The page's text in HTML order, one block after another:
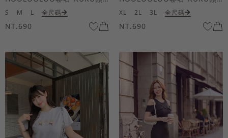
S M L 全尺碼
NT.690
XL 2L 3L 全尺碼
NT.690